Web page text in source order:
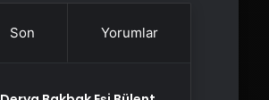
Son Yorumlar